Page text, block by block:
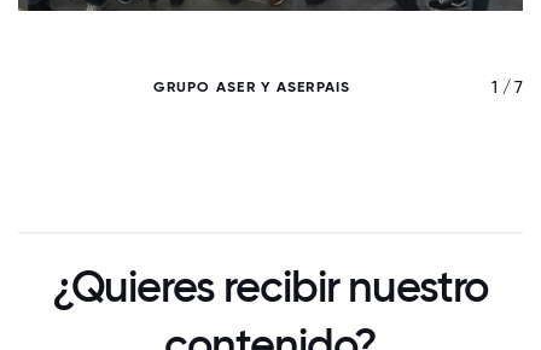
GRUPO ASER Y ASERPAIS 1 / 7
¿Quieres recibir nuestro